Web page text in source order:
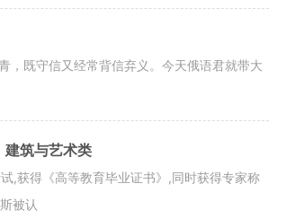
，既守信又经常背信弃义。今天俄语君就带大
筑与艺术类
,获得《高等教育毕业证书》,同时获得专家称
被认